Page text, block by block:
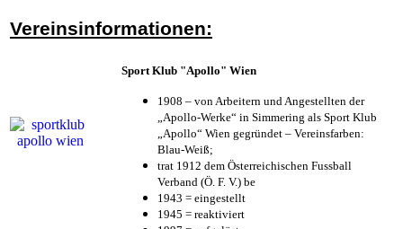
Vereinsinformationen:
Sport Klub "Apollo" Wien
1908 – von Arbeitern und Angestellten der
„Apollo-Werke“ in Simmering als Sport Klub
„Apollo“ Wien gegründet – Vereinsfarben:
Blau-Weiß;
trat 1912 dem Österreichischen Fussball
Verband (Ö. F. V.) be
1943 = eingestellt
1945 = reaktiviert